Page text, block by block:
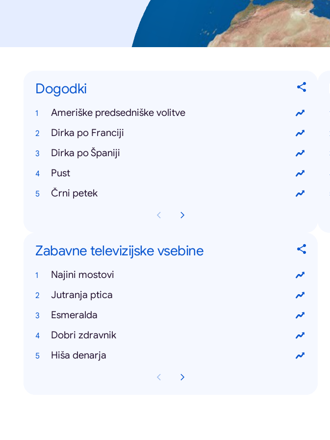
Dogodki
Ameriške predsedniške volitve
Dirka po Franciji
Dirka po Španiji
Pust
Črni petek
Zabavne televizijske vsebine
Najini mostovi
Jutranja ptica
Esmeralda
Dobri zdravnik
Hiša denarja